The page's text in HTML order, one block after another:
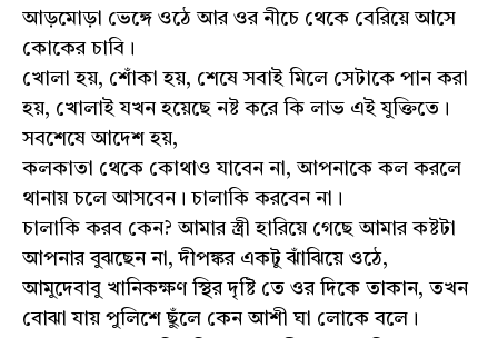
আড়মোড়া ভেঙ্গে ওঠে আর ওর নীচে থেকে বেরিয়ে আসে
কোকের চাবি।
খোলা হয়, শোঁকা হয়, শেষে সবাই মিলে সেটাকে পান করা
হয়, খোলাই যখন হয়েছে নষ্ট করে কি লাভ এই যুক্তিতে।
সবশেষে আদেশ হয়,
কলকাতা থেকে কোথাও যাবেন না, আপনাকে কল করলে
থানায় চলে আসবেন। চালাকি করবেন না।
চালাকি করব কেন? আমার স্ত্রী হারিয়ে গেছে আমার কষ্টটা
আপনার বুঝছেন না, দীপঙ্কর একটু ঝাঁঝিয়ে ওঠে,
আমুদেবাবু খানিকক্ষণ স্থির দৃষ্টি তে ওর দিকে তাকান, তখন
বোঝা যায় পুলিশে ছুঁলে কেন আশী ঘা লোকে বলে।